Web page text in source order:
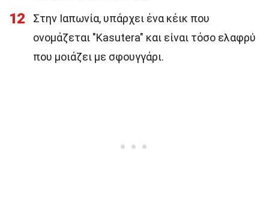
12
Στην Ιαπωνία, υπάρχει ένα κέικ που
ονομάζεται "Kasutera" και είναι τόσο ελαφρύ
που μοιάζει με σφουγγάρι.